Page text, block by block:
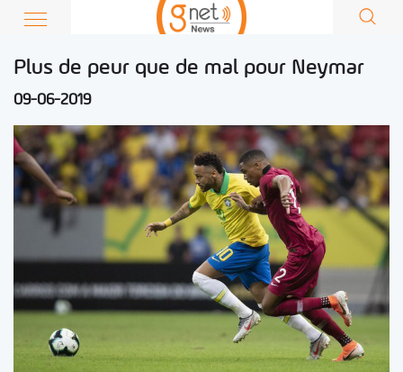
Plus de peur que de mal pour Neymar
09-06-2019